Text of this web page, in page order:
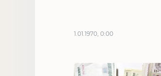
1.01.1970, 0:00